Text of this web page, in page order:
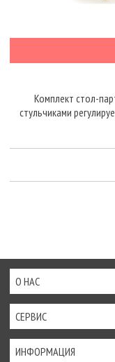
Комплект стол-
стульчиками
О НАС
СЕРВИС
ИНФОРМАЦИЯ